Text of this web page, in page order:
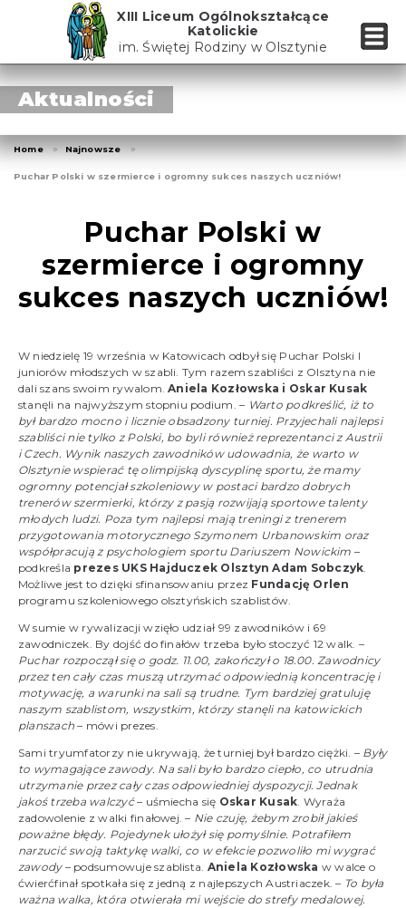
XIII Liceum Ogólnokształcące
Katolickie
im. Świętej Rodziny w Olsztynie
Aktualności
Home Najnowsze
Puchar Polski w szermierce i ogromny sukces naszych uczniów!
Puchar Polski w
szermierce i ogromny
sukces naszych uczniów!
W niedzielę 19 września w Katowicach odbył się Puchar Polski I
juniorów młodszych w szabli. Tym razem szabliści z Olsztyna nie
dali szans swoim rywalom.Aniela Kozłowska i Oskar Kusak
stanęli na najwyższym stopniu podium. – Warto podkreślić, iż to
był bardzo mocno i licznie obsadzony turniej. Przyjechali najlepsi
szabliści nie tylko z Polski, bo byli również reprezentanci z Austrii
i Czech. Wynik naszych zawodników udowadnia, że warto w
Olsztynie wspierać tę olimpijską dyscyplinę sportu, że mamy
ogromny potencjał szkoleniowy w postaci bardzo dobrych
trenerów szermierki, którzy z pasją rozwijają sportowe talenty
młodych ludzi. Poza tym najlepsi mają treningi z trenerem
przygotowania motorycznego Szymonem Urbanowskim oraz
współpracują z psychologiem sportu Dariuszem Nowickim –
podkreśla prezes UKS Hajduczek Olsztyn Adam Sobczyk.
Możliwe jest to dzięki sfinansowaniu przez Fundację Orlen
programu szkoleniowego olsztyńskich szablistów.
W sumie w rywalizacji wzięło udział 99 zawodników i 69
zawodniczek. By dojść do finałów trzeba było stoczyć 12 walk. –
Puchar rozpoczął się o godz. 11.00, zakończył o 18.00. Zawodnicy
przez ten cały czas muszą utrzymać odpowiednią koncentrację i
motywację, a warunki na sali są trudne. Tym bardziej gratuluję
naszym szablistom, wszystkim, którzy stanęli na katowickich
planszach– mówi prezes.
Sami tryumfatorzy nie ukrywają, że turniej był bardzo ciężki. – Były
to wymagające zawody. Na sali było bardzo ciepło, co utrudnia
utrzymanie przez cały czas odpowiedniej dyspozycji. Jednak
jakoś trzeba walczyć– uśmiecha się Oskar Kusak. Wyraża
zadowolenie z walki finałowej. – Nie czuję, żebym zrobił jakieś
poważne błędy. Pojedynek ułożył się pomyślnie. Potrafiłem
narzucić swoją taktykę walki, co w efekcie pozwoliło mi wygrać
zawody– podsumowuje szablista. Aniela Kozłowska w walce o
ćwierćfinał spotkała się z jedną z najlepszych Austriaczek. – To była
ważna walka, która otwierała mi wejście do strefy medalowej.